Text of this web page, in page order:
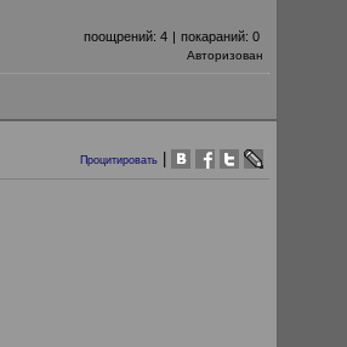
поощрений: 4 | покараний: 0
Авторизован
Процитировать